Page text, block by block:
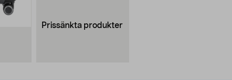
Prissänkta produkter